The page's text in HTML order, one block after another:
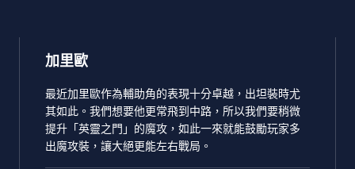
加里歐
最近加里歐作為輔助角的表現十分卓越，出坦裝時尤
其如此。我們想要他更常飛到中路，所以我們要稍微
提升「英靈之門」的魔攻，如此一來就能鼓勵玩家多
出魔攻裝，讓大絕更能左右戰局。